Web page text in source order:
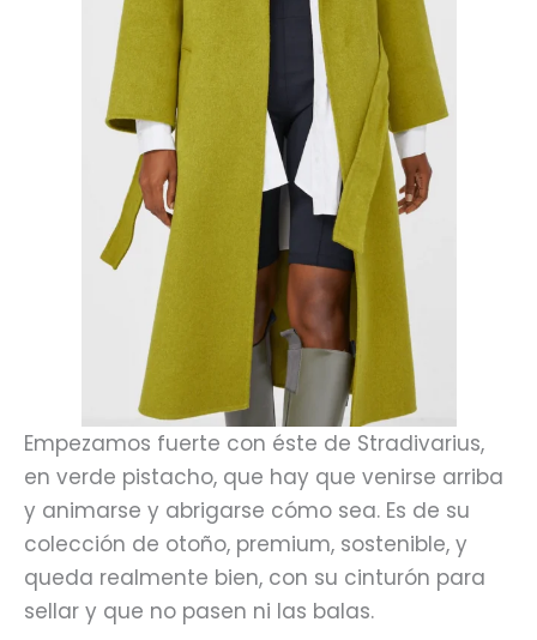
Empezamos fuerte con éste de Stradivarius,
en verde pistacho, que hay que venirse arriba
y animarse y abrigarse cómo sea. Es de su
colección de otoño, premium, sostenible, y
queda realmente bien, con su cinturón para
sellar y que no pasen ni las balas.